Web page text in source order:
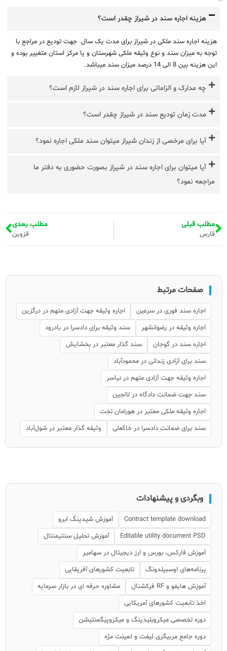
هزینه اجاره سند در شیراز چقدر است؟
هزینه اجاره سند ملکی در شیراز برای مدت یک سال جهت تودیع در مراجع با
توجه به میزان سند و نوع وثیقه ملکی شهرستان و یا مرکز استان متغییر بوده و
این هزینه بین 8 الی 14 درصد میزان سند میباشد.
چه مدارک و الزاماتی برای اجاره سند در شیراز لازم است؟
مدت زمان تودیع سند در شیراز چقدر است؟
آیا برای مرخصی از زندان شیراز میتوان سند ملکی اجاره نمود؟
آیا میتوان برای اجاره سند در شیراز بصورت حضوری به دفتر ما
مراجعه نمود؟
مطلب قبلی
فارس
مطلب بعدی
قزوین
صفحات مرتبط
اجاره سند فوری در سرعین
اجاره وثیقه جهت آزادی متهم در درگزین
اجاره وثیقه در رضوانشهر
سند وثیقه برای دادسرا در بادرود
اجاره سند در گوجان
سند گذار معتبر در بخشایش
سند برای آزادی زندانی در محمودآباد
اجاره وثیقه جهت آزادی متهم در نیاسر
سند جهت ضمانت دادگاه در لالجین
اجاره وثیقه ملکی معتبر در هورامان تخت
سند برای ضمانت دادسرا در خاکعلی
وثیقه گذار معتبر در شول‌آباد
وبگردی و پیشنهادات
Contract template download
آموزش شیدینگ ابرو
Editable utility document PSD
آموزش تحلیل سنتیمنتال
آموزش فارکس، بورس و ارز دیجیتال در سهامیر
برنامه‌های اوسبیلدونگ
تابعیت کشورهای آفریقایی
آموزش هایفو و RF فرکشنال
مشاوره حرفه ای در بازار سرمایه
اخذ تابعیت کشورهای آمریکایی
دوره تخصصی میکروبلیدینگ و میکروپیگمنتیشن
دوره جامع مربیگری لیفت و لمینت مژه